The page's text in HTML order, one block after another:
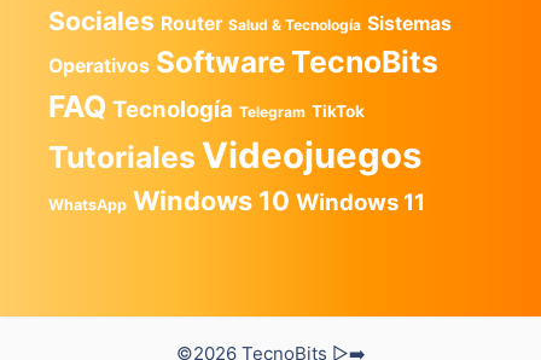
Sociales Router Salud & Tecnología Sistemas
Operativos SoftwareTecnoBits
FAQ Tecnología Telegram TikTok
Tutoriales Videojuegos
WhatsApp Windows 10 Windows 11
©2026 TecnoBits ▷➡️